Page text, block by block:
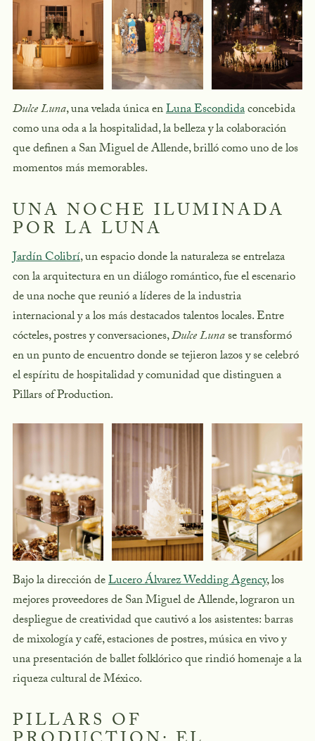
Dulce Luna, una velada única enLuna Escondidaconcebida
como una oda a la hospitalidad, la belleza y la colaboración
que definen a San Miguel de Allende, brilló como uno de los
momentos más memorables.
UNA NOCHE ILUMINADA
POR LA LUNA
Jardín Colibrí, un espacio donde la naturaleza se entrelaza
con la arquitectura en un diálogo romántico, fue el escenario
de una noche que reunió a líderes de la industria
internacional y a los más destacados talentos locales. Entre
cócteles, postres y conversaciones,Dulce Lunase transformó
en un punto de encuentro donde se tejieron lazos y se celebró
el espíritu de hospitalidad y comunidad que distinguen a
Pillars of Production.
Bajo la dirección deLucero Álvarez Wedding Agency, los
mejores proveedores de San Miguel de Allende, lograron un
despliegue de creatividad que cautivó a los asistentes: barras
de mixología y café, estaciones de postres, música en vivo y
una presentación de ballet folklórico que rindió homenaje a la
riqueza cultural de México.
PILLARS OF